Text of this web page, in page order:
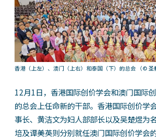
香港（上左）、澳门（上右）和泰国（下）的总会 （© 圣
12月1日，香港国际创价学会和澳门国际
的总会上任命新的干部。香港国际创价学
事长、黄洁文为妇人部部长以及吴楚煜为
培及谭美英则分别就任澳门国际创价学会